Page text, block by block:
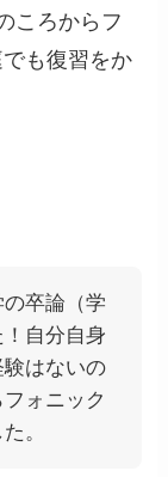
ころからフ
も復習をか
卒論（学
自分自身
はないの
ォニック
。